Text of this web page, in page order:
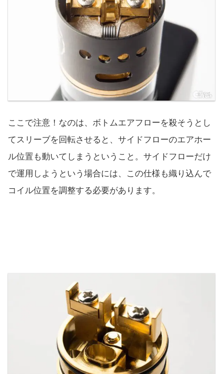
ここで注意！なのは、ボトムエアフローを殺そうとし
てスリーブを回転させると、サイドフローのエアホー
ル位置も動いてしまうということ。サイドフローだけ
で運用しようという場合には、この仕様も織り込んで
コイル位置を調整する必要があります。